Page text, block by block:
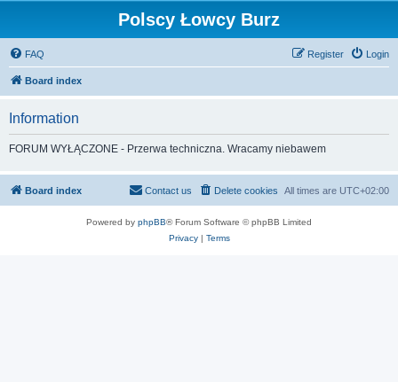
Polscy Łowcy Burz
FAQ Login
Register
Board index
Information
FORUM WYŁĄCZONE - Przerwa techniczna. Wracamy niebawem
Board index All times are UTC+02:00
Delete cookies
Contact us
Powered by phpBB® Forum Software © phpBB Limited
Privacy| Terms